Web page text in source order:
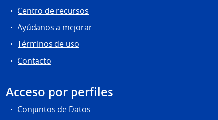
Centro de recursos
Ayúdanos a mejorar
Términos de uso
Contacto
Acceso por perfiles
Conjuntos de Datos